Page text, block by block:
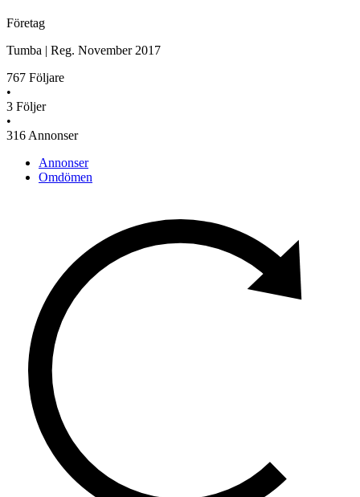
Företag
Tumba
Reg. November 2017
767 Följare
•
3 Följer
•
316Annonser
Annonser
Omdömen